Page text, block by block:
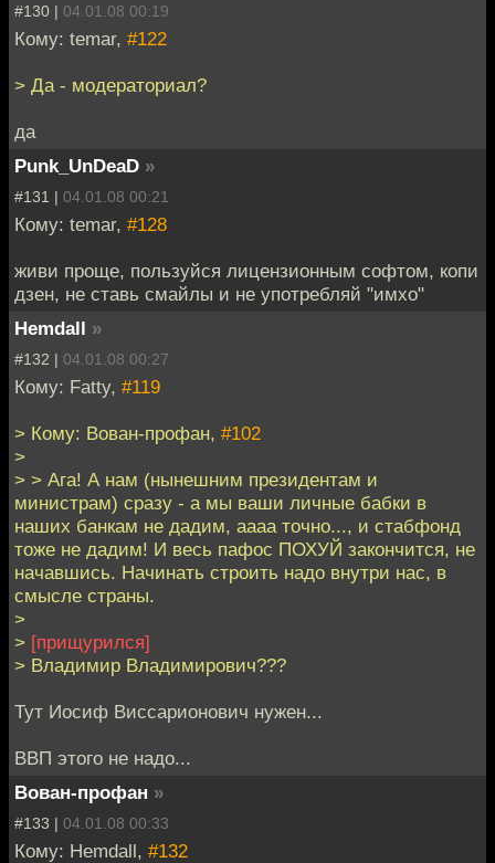
#130 | 04.01.08 00:19
Кому: temar, #122
> Да - модераториал?
да
Punk_UnDeaD »
#131 | 04.01.08 00:21
Кому: temar, #128
живи проще, пользуйся лицензионным софтом, копи
дзен, не ставь смайлы и не употребляй "имхо"
Hemdall »
#132 | 04.01.08 00:27
Кому: Fatty, #119
> Кому: Вован-профан, #102
>
> > Ага! А нам (нынешним президентам и
министрам) сразу - а мы ваши личные бабки в
наших банкам не дадим, аааа точно..., и стабфонд
тоже не дадим! И весь пафос ПОХУЙ закончится, не
начавшись. Начинать строить надо внутри нас, в
смысле страны.
>
> [прищурился]
> Владимир Владимирович???
Тут Иосиф Виссарионович нужен...
ВВП этого не надо...
Вован-профан »
#133 | 04.01.08 00:33
Кому: Hemdall, #132